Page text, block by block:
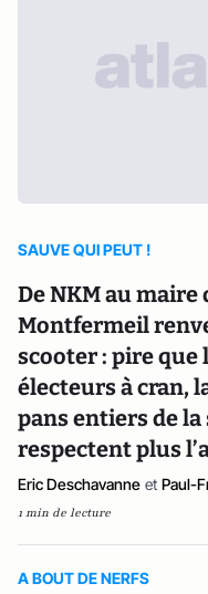
SAUVE QUI PEUT !
De NKM au maire
Montfermeil
scooter : pire que
électeurs à cran,
pans entiers de
respectent plus
Eric Deschavanne et Paul-
1 min de lecture
A BOUT DE NERFS